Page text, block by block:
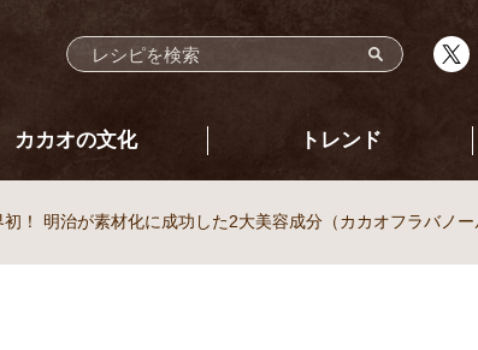
カカオの文化 トレンド
！ 明治が素材化に成功した2大美容成分（カカオフラバノ